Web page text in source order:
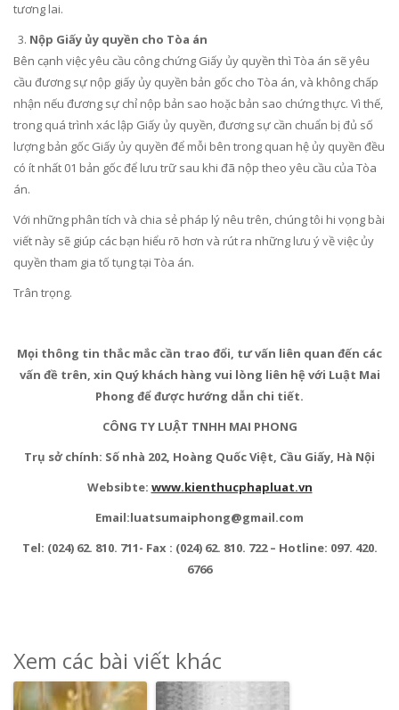
tương lai.
Nộp Giấy ủy quyền cho Tòa án
Bên cạnh việc yêu cầu công chứng Giấy ủy quyền thì Tòa án sẽ yêu
cầu đương sự nộp giấy ủy quyền bản gốc cho Tòa án, và không chấp
nhận nếu đương sự chỉ nộp bản sao hoặc bản sao chứng thực. Vì thế,
trong quá trình xác lập Giấy ủy quyền, đương sự cần chuẩn bị đủ số
lượng bản gốc Giấy ủy quyền để mỗi bên trong quan hệ ủy quyền đều
có ít nhất 01 bản gốc để lưu trữ sau khi đã nộp theo yêu cầu của Tòa
án.
Với những phân tích và chia sẻ pháp lý nêu trên, chúng tôi hi vọng bài
viết này sẽ giúp các bạn hiểu rõ hơn và rút ra những lưu ý về việc ủy
quyền tham gia tố tụng tại Tòa án.
Trân trọng.
Mọi thông tin thắc mắc cần trao đổi, tư vấn liên quan đến các
vấn đề trên, xin Quý khách hàng vui lòng liên hệ với Luật Mai
Phong để được hướng dẫn chi tiết.
CÔNG TY LUẬT TNHH MAI PHONG
Trụ sở chính: Số nhà 202, Hoàng Quốc Việt, Cầu Giấy, Hà Nội
Websibte: www.kienthucphapluat.vn
Email:luatsumaiphong@gmail.com
Tel: (024) 62. 810. 711- Fax : (024) 62. 810. 722 – Hotline: 097. 420.
6766
Xem các bài viết khác